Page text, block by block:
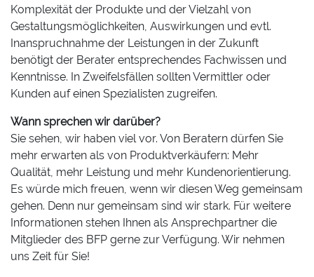
Komplexität der Produkte und der Vielzahl von
Gestaltungsmöglichkeiten, Auswirkungen und evtl.
Inanspruchnahme der Leistungen in der Zukunft
benötigt der Berater entsprechendes Fachwissen und
Kenntnisse. In Zweifelsfällen sollten Vermittler oder
Kunden auf einen Spezialisten zugreifen.
Wann sprechen wir darüber?
Sie sehen, wir haben viel vor. Von Beratern dürfen Sie
mehr erwarten als von Produktverkäufern: Mehr
Qualität, mehr Leistung und mehr Kundenorientierung.
Es würde mich freuen, wenn wir diesen Weg gemeinsam
gehen. Denn nur gemeinsam sind wir stark. Für weitere
Informationen stehen Ihnen als Ansprechpartner die
Mitglieder des BFP gerne zur Verfügung. Wir nehmen
uns Zeit für Sie!